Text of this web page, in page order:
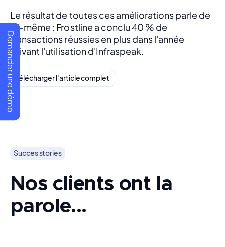
Demander une démo
Le résultat de toutes ces améliorations parle de
lui-même : Frostline a conclu 40 % de
transactions réussies en plus dans l'année
suivant l'utilisation d'Infraspeak.
Télécharger l'article complet
Succes stories
Nos clients ont la
parole...